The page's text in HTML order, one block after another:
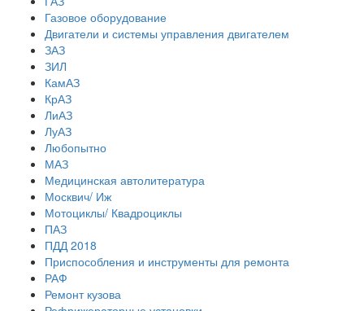
Газовое оборудование
Двигатели и системы управления двигателем
ЗАЗ
ЗИЛ
КамАЗ
КрАЗ
ЛиАЗ
ЛуАЗ
Любопытно
МАЗ
Медицинская автолитература
Москвич/ Иж
Мотоциклы/ Квадроциклы
ПАЗ
ПДД 2018
Приспособления и инструменты для ремонта
РАФ
Ремонт кузова